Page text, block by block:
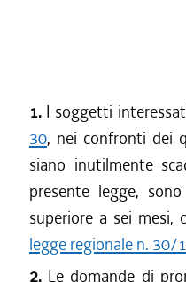
1. I soggetti
30, nei confronti dei
siano inutilmente
presente legge,
superiore a sei mesi,
legge regionale n. 30/
2. Le domande di